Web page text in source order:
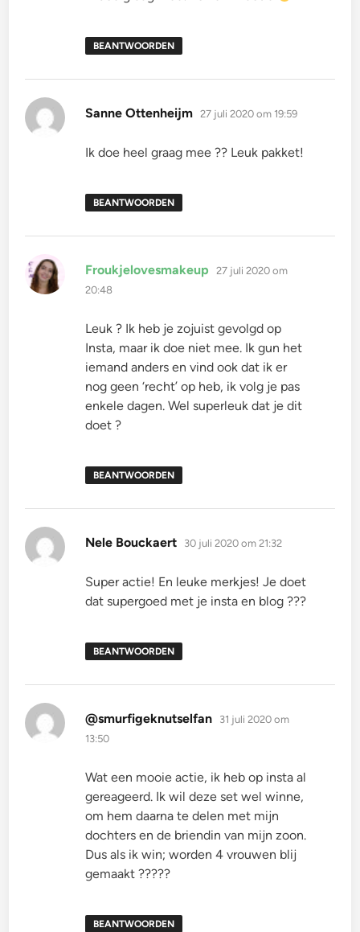
BEANTWOORDEN
Sanne Ottenheijm schreef:
27 juli 2020 om 19:59
Ik doe heel graag mee ?? Leuk pakket!
BEANTWOORDEN
Froukjelovesmakeup schreef:
27 juli 2020 om
20:48
Leuk ? Ik heb je zojuist gevolgd op
Insta, maar ik doe niet mee. Ik gun het
iemand anders en vind ook dat ik er
nog geen ‘recht’ op heb, ik volg je pas
enkele dagen. Wel superleuk dat je dit
doet ?
BEANTWOORDEN
Nele Bouckaert schreef:
30 juli 2020 om 21:32
Super actie! En leuke merkjes! Je doet
dat supergoed met je insta en blog ???
BEANTWOORDEN
@smurfigeknutselfan schreef:
31 juli 2020 om
13:50
Wat een mooie actie, ik heb op insta al
gereageerd. Ik wil deze set wel winne,
om hem daarna te delen met mijn
dochters en de briendin van mijn zoon.
Dus als ik win; worden 4 vrouwen blij
gemaakt ?????
BEANTWOORDEN